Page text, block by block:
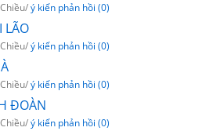
ý kiến phản hồi (0)
LÃO
ý kiến phản hồi (0)
ý kiến phản hồi (0)
ĐOÀN
ý kiến phản hồi (0)